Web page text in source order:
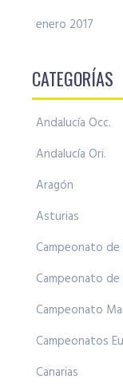
enero 2017
CATEGORÍAS
Andalucía Occ.
Andalucía Ori.
Aragón
Asturias
Campeonato
Campeonato de
Campeonato
Campeonatos
Canarias